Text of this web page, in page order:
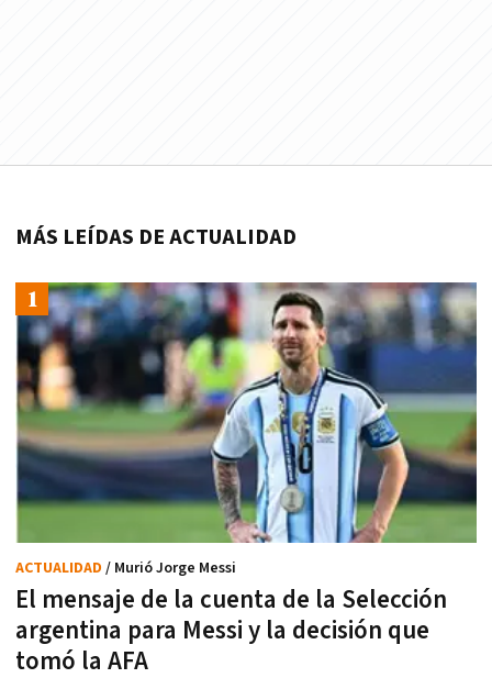
MÁS LEÍDAS DE ACTUALIDAD
El mensaje de la cuenta de la Selección
argentina para Messi y la decisión que
tomó la AFA
ACTUALIDAD / Murió Jorge Messi